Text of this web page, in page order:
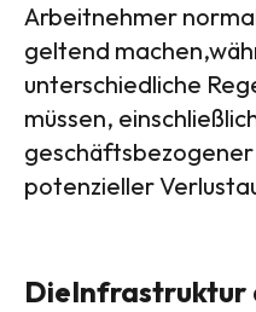
Arbeitnehmer
geltend
unterschiedliche
müssen,
geschäftsbezogener
potenzieller
DieInfrastruktur